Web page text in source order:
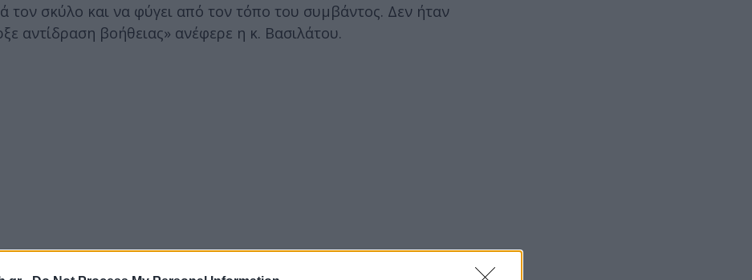
τον σκύλο και να φύγει από τον τόπο του συμβάντος. Δεν ήταν
αντίδραση βοήθειας» ανέφερε η κ. Βασιλάτου.